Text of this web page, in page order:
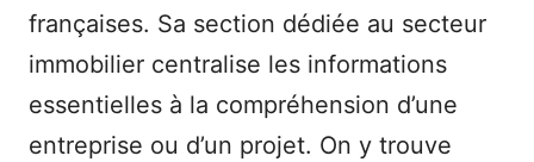
françaises. Sa section dédiée au secteur
immobilier centralise les informations
essentielles à la compréhension d’une
entreprise ou d’un projet. On y trouve